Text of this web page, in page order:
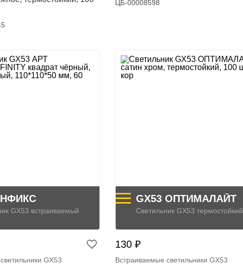
ЦБ-00008598
GX53 встраиваемый
GX53
GX53 ОПТИМАЛАЙТ
Светильник GX53 термостойкий
130 ₽
Встраиваемые светильники GX53